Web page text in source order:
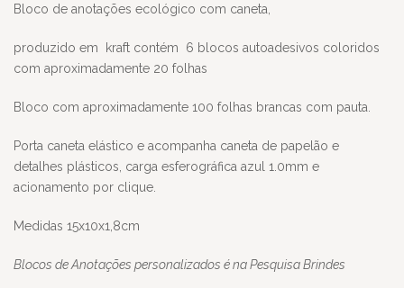
Bloco de anotações ecológico com caneta,
produzido em kraft contém 6 blocos autoadesivos coloridos
com aproximadamente 20 folhas
Bloco com aproximadamente 100 folhas brancas com pauta.
Porta caneta elástico e acompanha caneta de papelão e
detalhes plásticos, carga esferográfica azul 1.0mm e
acionamento por clique.
Medidas 15x10x1,8cm
Blocos de Anotações personalizados é na Pesquisa Brindes